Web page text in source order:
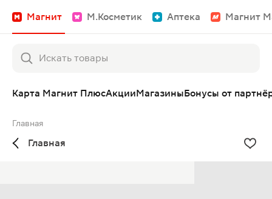
Магнит М.Косметик Аптека Магнит
Карта Магнит ПлюсАкцииМагазиныБонусы от
Главная
Главная